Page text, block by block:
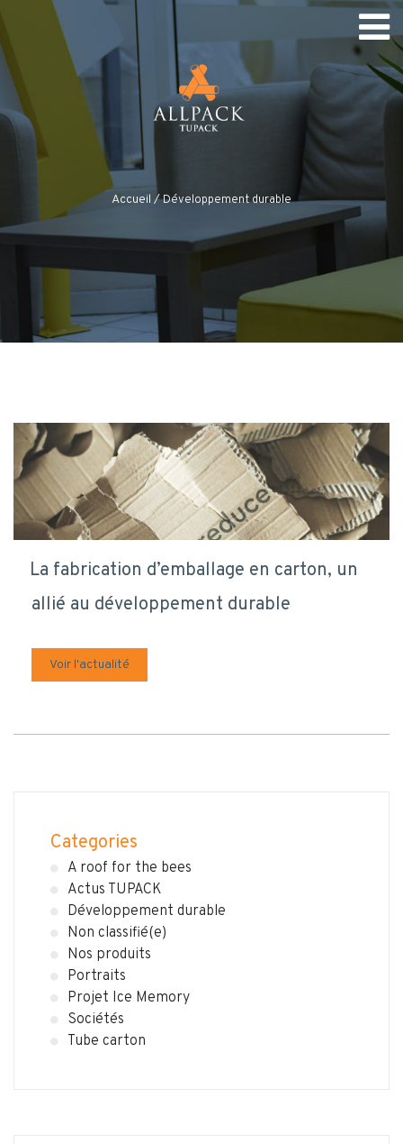
Accueil / Développement durable
La fabrication d’emballage en carton, un
allié au développement durable
Voir l'actualité
Categories
A roof for the bees
Actus TUPACK
Développement durable
Non classifié(e)
Nos produits
Portraits
Projet Ice Memory
Sociétés
Tube carton